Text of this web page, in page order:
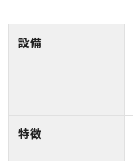
設備
特徴